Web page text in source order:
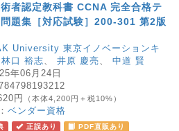
者認定教科書 CCNA 完全合格テ
題集［対応試験］200-301 第2版
University 東京イノベーションキ
口 裕志
井原 慶亮
中道 賢
年06月24日
円 （本体4,200円＋税10%）
ベンダー資格
正誤あり PDF直販あり